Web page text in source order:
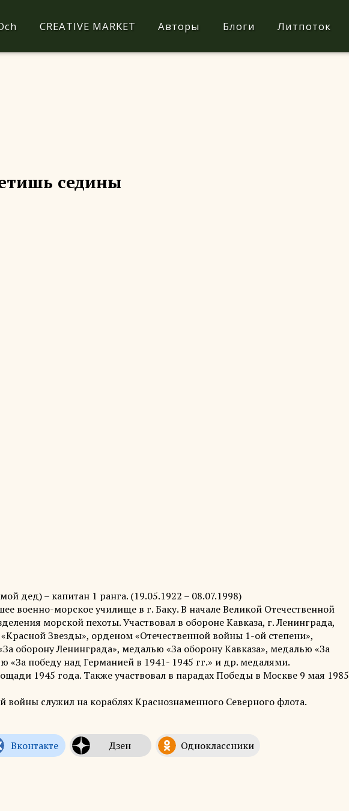
CREATIVE MARKET Авторы Блоги Литпоток
седины
дед) – капитан 1 ранга. (19.05.1922 – 08.07.1998)
военно-морское училище в г. Баку. В начале Великой Отечественной
морской пехоты. Участвовал в обороне Кавказа, г. Ленинграда,
Звезды», орденом «Отечественной войны 1-ой степени»,
оборону Ленинграда», медалью «За оборону Кавказа», медалью «За
«За победу над Германией в 1941- 1945 гг.» и др. медалями.
1945 года. Также участвовал в парадах Победы в Москве 9 мая 1985
войны служил на кораблях Краснознаменного Северного флота.